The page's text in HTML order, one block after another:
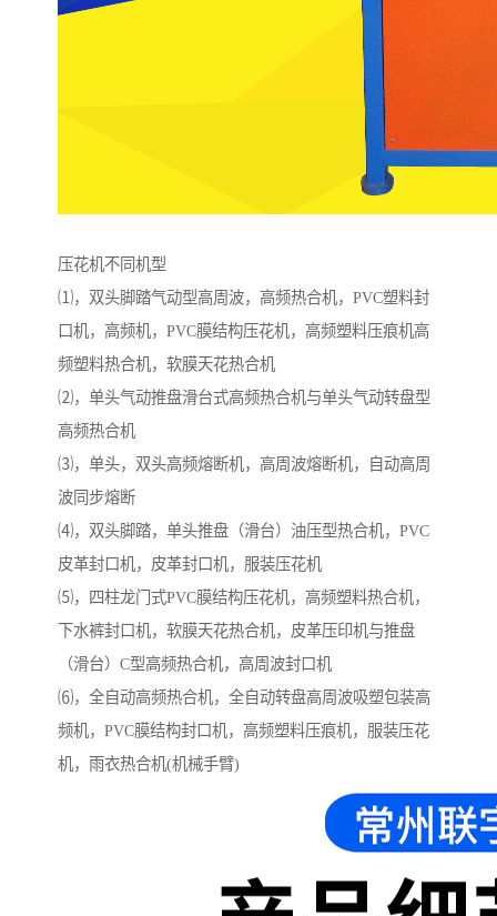
压花机不同机型
⑴，双头脚踏气动型高周波，高频热合机，PVC塑料封
口机，高频机，PVC膜结构压花机，高频塑料压痕机高
频塑料热合机，软膜天花热合机
⑵，单头气动推盘滑台式高频热合机与单头气动转盘型
高频热合机
⑶，单头，双头高频熔断机，高周波熔断机，自动高周
波同步熔断
⑷，双头脚踏，单头推盘（滑台）油压型热合机，PVC
皮革封口机，皮革封口机，服装压花机
⑸，四柱龙门式PVC膜结构压花机，高频塑料热合机，
下水裤封口机，软膜天花热合机，皮革压印机与推盘
（滑台）C型高频热合机，高周波封口机
⑹，全自动高频热合机，全自动转盘高周波吸塑包装高
频机，PVC膜结构封口机，高频塑料压痕机，服装压花
机，雨衣热合机(机械手臂)